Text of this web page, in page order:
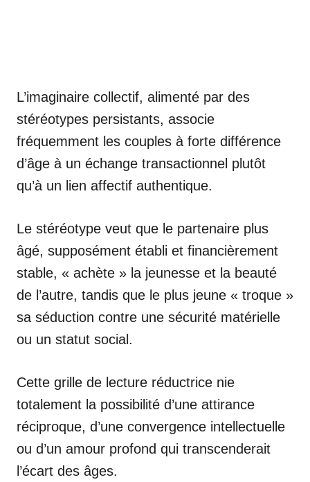
L’imaginaire collectif, alimenté par des
stéréotypes persistants, associe
fréquemment les couples à forte différence
d’âge à un échange transactionnel plutôt
qu’à un lien affectif authentique.
Le stéréotype veut que le partenaire plus
âgé, supposément établi et financièrement
stable, « achète » la jeunesse et la beauté
de l’autre, tandis que le plus jeune « troque »
sa séduction contre une sécurité matérielle
ou un statut social.
Cette grille de lecture réductrice nie
totalement la possibilité d’une attirance
réciproque, d’une convergence intellectuelle
ou d’un amour profond qui transcenderait
l’écart des âges.